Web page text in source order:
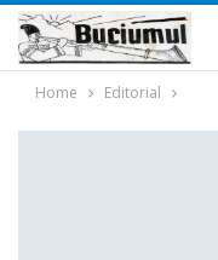
Home Editorial